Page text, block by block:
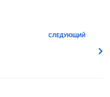
СЛЕДУЮЩИЙ